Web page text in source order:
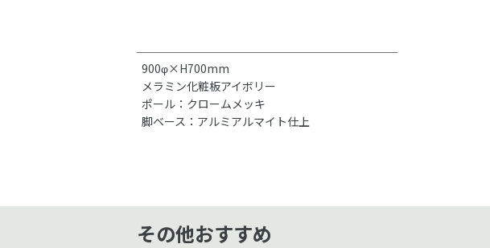
900φ×H700mm
メラミン化粧板アイボリー
ポール：クロームメッキ
脚ベース：アルミアルマイト仕上
その他おすすめ